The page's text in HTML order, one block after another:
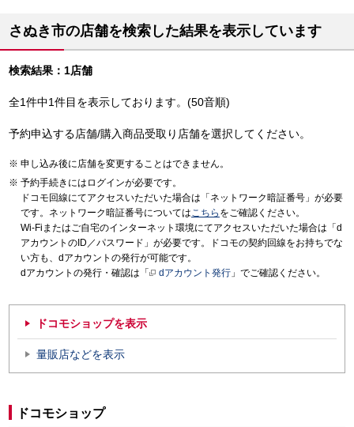
さぬき市の店舗を検索した結果を表示しています
検索結果：1店舗
全1件中1件目を表示しております。(50音順)
予約申込する店舗/購入商品受取り店舗を選択してください。
申し込み後に店舗を変更することはできません。
予約手続きにはログインが必要です。
ドコモ回線にてアクセスいただいた場合は「ネットワーク暗証番号」が必要
です。ネットワーク暗証番号についてはこちら をご確認ください。
Wi-Fiまたはご自宅のインターネット環境にてアクセスいただいた場合は「d
アカウントのID／パスワード」が必要です。ドコモの契約回線をお持ちでな
い方も、dアカウントの発行が可能です。
dアカウントの発行・確認は「
dアカウント発行 」でご確認ください。
ドコモショップを表示
量販店などを表示
ドコモショップ